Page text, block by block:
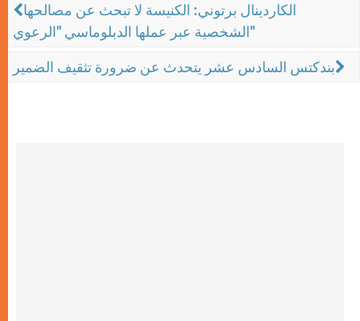
الكاردينال برتوني: الكنيسة لا تبحث عن مصالحها
الشخصية عبر عملها الدبلوماسي "الرعوي"
بندكتس السادس عشر يتحدث عن ضرورة تثقيف الضمير